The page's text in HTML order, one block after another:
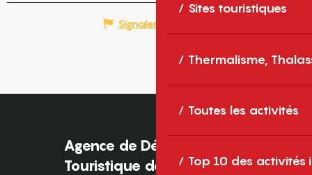
Sites touristiques
Thermalisme,
Toutes les activités
Top 10 des activités
Signaler une erreur
Agence de Développement
Touristique des Pyrénées-